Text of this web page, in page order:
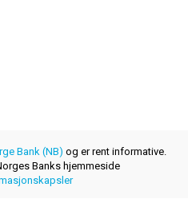
Bank (NB) og er rent informative.
Banks hjemmeside